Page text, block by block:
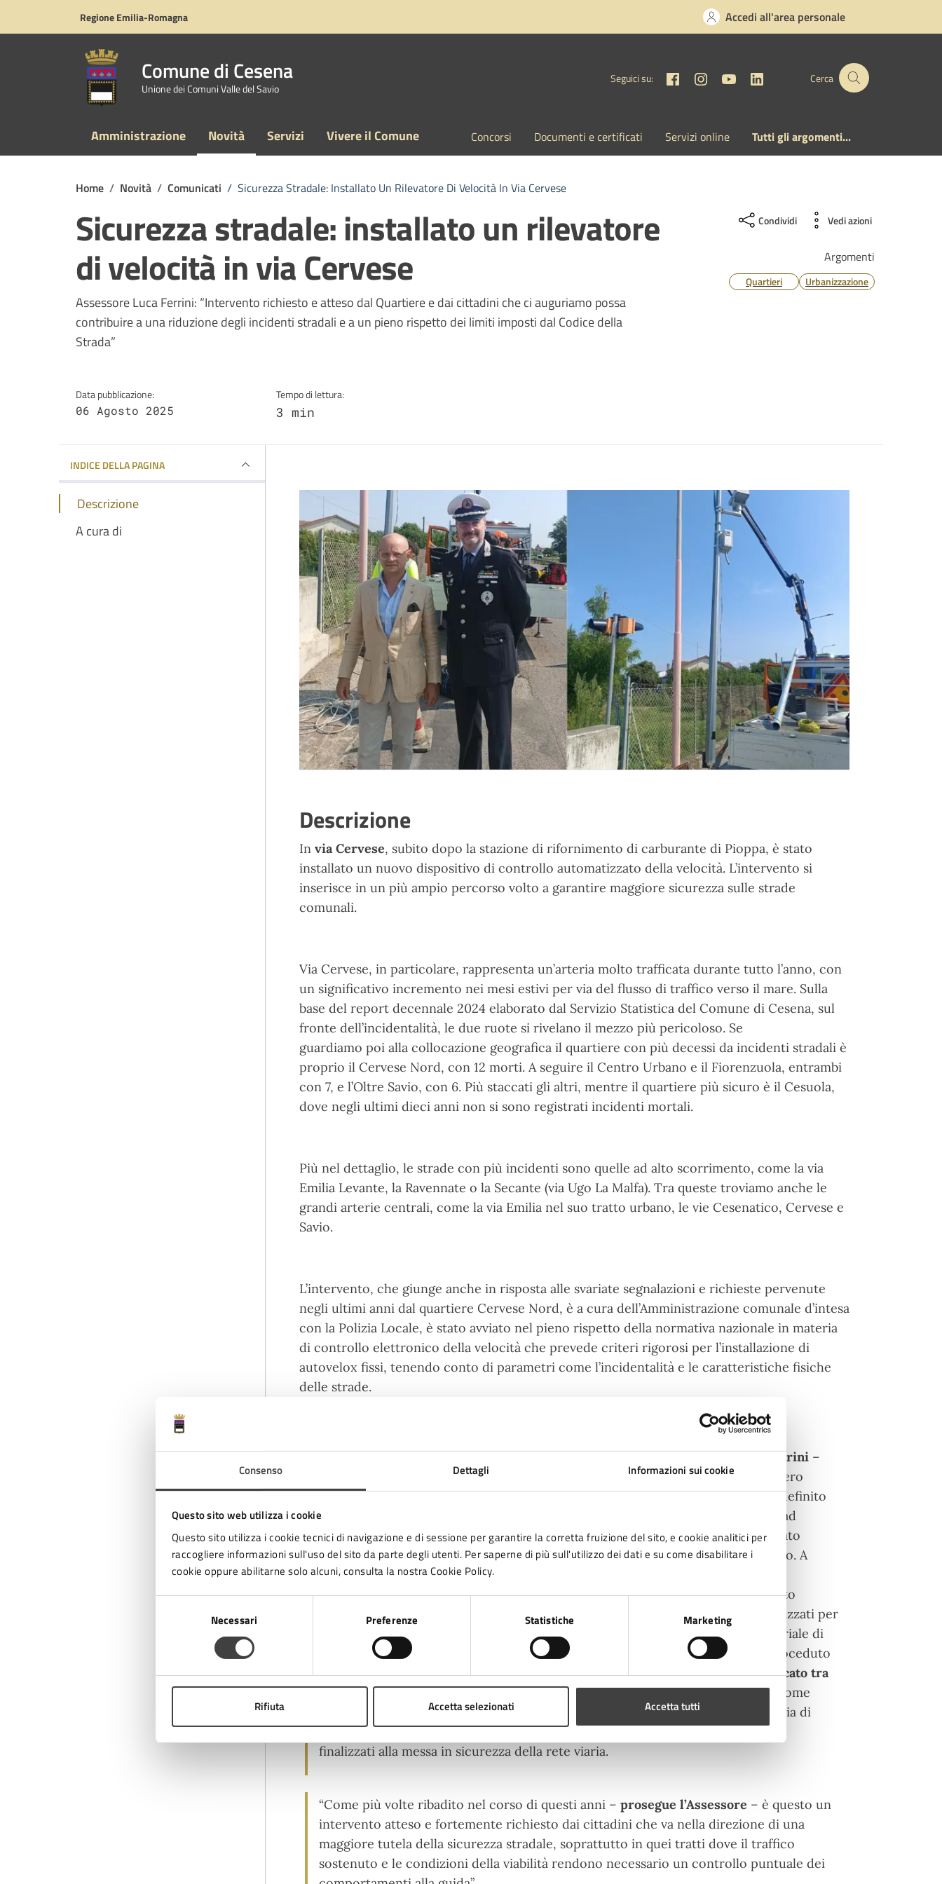
Consenso Dettagli Informazioni sui cookie
Questo sito web utilizza i cookie
Questo sito utilizza i cookie tecnici di navigazione e di sessione per garantire la corretta fruizione del sito, e cookie analitici per
raccogliere informazioni sull'uso del sito da parte degli utenti. Per saperne di più sull'utilizzo dei dati e su come disabilitare i
cookie oppure abilitarne solo alcuni, consulta la nostra Cookie Policy.
Necessari Preferenze Statistiche Marketing
Rifiuta Accetta selezionati Accetta tutti
Regione Emilia-Romagna Accedi all'area personale
Comune di Cesena
Unione dei Comuni Valle del Savio
Seguici su: FacebookInstagram
YouTubeLinkedinCerca
Amministrazione Novità Servizi Vivere il Comune Concorsi Documenti e certificati Servizi online Tutti gli argomenti...
Home / Novità / Comunicati / Sicurezza Stradale: Installato Un Rilevatore Di Velocità In Via Cervese
Sicurezza stradale: installato un rilevatore
di velocità in via Cervese
Dettagli della notizia
Assessore Luca Ferrini: “Intervento richiesto e atteso dal Quartiere e dai cittadini che ci auguriamo possa
contribuire a una riduzione degli incidenti stradali e a un pieno rispetto dei limiti imposti dal Codice della
Strada”
Data pubblicazione:
06 Agosto 2025
Tempo di lettura:
3 min
Condividi Vedi azioni
Argomenti
Quartieri Urbanizzazione
INDICE DELLA PAGINA
Descrizione
A cura di
Descrizione
In via Cervese, subito dopo la stazione di rifornimento di carburante di Pioppa, è stato
installato un nuovo dispositivo di controllo automatizzato della velocità. L’intervento si
inserisce in un più ampio percorso volto a garantire maggiore sicurezza sulle strade
comunali.
Via Cervese, in particolare, rappresenta un’arteria molto trafficata durante tutto l’anno, con
un significativo incremento nei mesi estivi per via del flusso di traffico verso il mare. Sulla
base del report decennale 2024 elaborato dal Servizio Statistica del Comune di Cesena, sul
fronte dell’incidentalità, le due ruote si rivelano il mezzo più pericoloso. Se
guardiamo poi alla collocazione geografica il quartiere con più decessi da incidenti stradali è
proprio il Cervese Nord, con 12 morti. A seguire il Centro Urbano e il Fiorenzuola, entrambi
con 7, e l’Oltre Savio, con 6. Più staccati gli altri, mentre il quartiere più sicuro è il Cesuola,
dove negli ultimi dieci anni non si sono registrati incidenti mortali.
Più nel dettaglio, le strade con più incidenti sono quelle ad alto scorrimento, come la via
Emilia Levante, la Ravennate o la Secante (via Ugo La Malfa). Tra queste troviamo anche le
grandi arterie centrali, come la via Emilia nel suo tratto urbano, le vie Cesenatico, Cervese e
Savio.
L’intervento, che giunge anche in risposta alle svariate segnalazioni e richieste pervenute
negli ultimi anni dal quartiere Cervese Nord, è a cura dell’Amministrazione comunale d’intesa
con la Polizia Locale, è stato avviato nel pieno rispetto della normativa nazionale in materia
di controllo elettronico della velocità che prevede criteri rigorosi per l’installazione di
autovelox fissi, tenendo conto di parametri come l’incidentalità e le caratteristiche fisiche
delle strade.
“In questo contesto –commenta l’Assessore alla Legalità e Sicurezza Luca Ferrini –
via Cervese è risultata essere la seconda strada per numero di incidenti sull’intero
territorio comunale, oltre a possedere i requisiti tecnici richiesti. Il percorso, definito
insieme al settore comunale della Mobilità e alla Polizia Locale, ha preso avvio ad
agosto 2022 con la presentazione alla Prefettura di Forlì-Cesena di un dettagliato
rapporto di analisi, che ha evidenziato la necessità e la legittimità dell’intervento. A
novembre 2023 è stato emesso il decreto prefettizio di omologazione del sito,
autorizzando l’installazione del dispositivo”. Successivamente, una volta ottenuto
impulso dalla Giunta comunale, che ha approvato l’utilizzo dei sistemi automatizzati per
il controllo della infrazioni, e a seguito della pubblicazione del decreto ministeriale di
aprile 2024 relativo alle caratteristiche dei siti dove svolgere i controlli, si è proceduto
con l’ultima fase che porta oggi al posizionamento delnuovo dispositivo, collocato tra
le frazioni di Calabrina e Pioppa.Le somme derivanti dall’attività accertativa, come
previsto dalla normativa, saranno ripartite tra il Comune di Cesena e la Provincia di
Forlì-Cesena, ente proprietario della strada, e verranno destinate ad interventi
finalizzati alla messa in sicurezza della rete viaria.
“Come più volte ribadito nel corso di questi anni – prosegue l’Assessore – è questo un
intervento atteso e fortemente richiesto dai cittadini che va nella direzione di una
maggiore tutela della sicurezza stradale, soprattutto in quei tratti dove il traffico
sostenuto e le condizioni della viabilità rendono necessario un controllo puntuale dei